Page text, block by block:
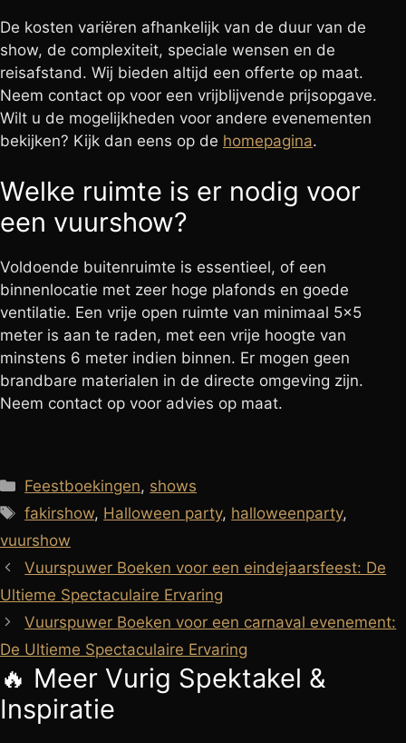
De kosten variëren afhankelijk van de duur van de
show, de complexiteit, speciale wensen en de
reisafstand. Wij bieden altijd een offerte op maat.
Neem contact op voor een vrijblijvende prijsopgave.
Wilt u de mogelijkheden voor andere evenementen
bekijken? Kijk dan eens op de homepagina.
Welke ruimte is er nodig voor
een vuurshow?
Voldoende buitenruimte is essentieel, of een
binnenlocatie met zeer hoge plafonds en goede
ventilatie. Een vrije open ruimte van minimaal 5×5
meter is aan te raden, met een vrije hoogte van
minstens 6 meter indien binnen. Er mogen geen
brandbare materialen in de directe omgeving zijn.
Neem contact op voor advies op maat.
Categorieën
Feestboekingen, shows
Tags
fakirshow, Halloween party, halloweenparty,
vuurshow
Vuurspuwer Boeken voor een eindejaarsfeest: De
Ultieme Spectaculaire Ervaring
Vuurspuwer Boeken voor een carnaval evenement:
De Ultieme Spectaculaire Ervaring
🔥 Meer Vurig Spektakel &
Inspiratie